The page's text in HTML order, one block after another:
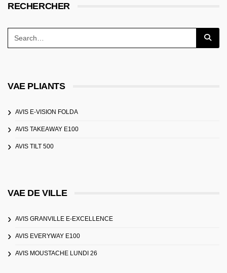
RECHERCHER
VAE PLIANTS
AVIS E-VISION FOLDA
AVIS TAKEAWAY E100
AVIS TILT 500
VAE DE VILLE
AVIS GRANVILLE E-EXCELLENCE
AVIS EVERYWAY E100
AVIS MOUSTACHE LUNDI 26